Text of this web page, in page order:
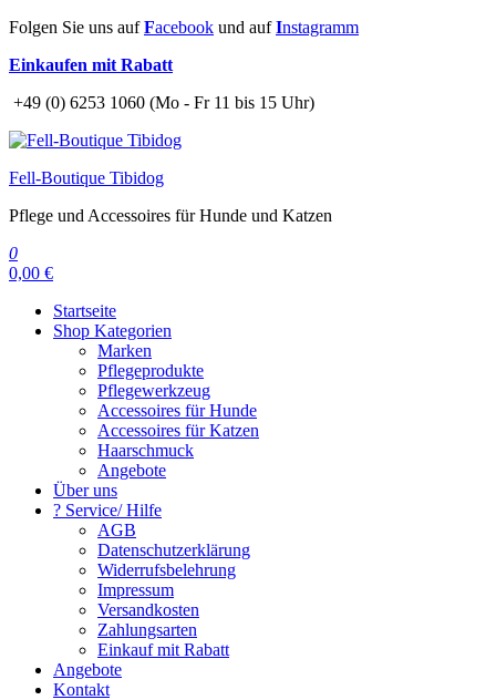
Zum
springen
Folgen Sie uns aufFacebook und aufInstagramm
Einkaufen mit Rabatt
+49 (0) 6253 1060 (Mo - Fr 11 bis 15 Uhr)
Fell-Boutique Tibidog
Pflege und Accessoires für Hunde und Katzen
0
0,00 €
Startseite
Shop Kategorien
Marken
Pflegeprodukte
Pflegewerkzeug
Accessoires für Hunde
Accessoires für Katzen
Haarschmuck
Angebote
Über uns
? Service/ Hilfe
AGB
Datenschutzerklärung
Widerrufsbelehrung
Impressum
Versandkosten
Zahlungsarten
Einkauf mit Rabatt
Angebote
Kontakt